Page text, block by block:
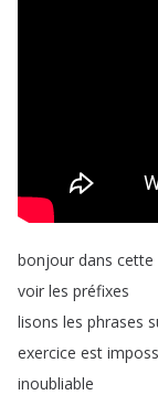
bonjour dans cette
voir les préfixes
lisons les phrases
exercice est
inoubliable